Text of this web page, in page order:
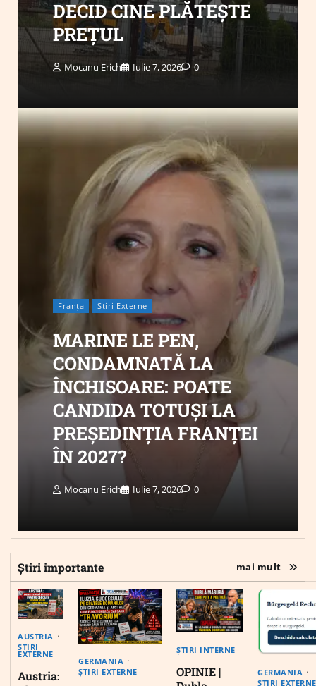
DECID CINE PLĂTEȘTE
PREȚUL
Mocanu Erich Iulie 7, 2026 0
Franța Știri Externe
MARINE LE PEN,
CONDAMNATĂ LA
ÎNCHISOARE: POATE
CANDIDA TOTUȘI LA
PREȘEDINȚIA FRANȚEI
ÎN 2027?
Mocanu Erich Iulie 7, 2026 0
Știri importante mai mult
AUSTRIA
ȘTIRI
EXTERNE
Austria:
GERMANIA
ȘTIRI EXTERNE
ȘTIRI INTERNE
OPINIE |
GERMANIA
ȘTIRI EXTERNE